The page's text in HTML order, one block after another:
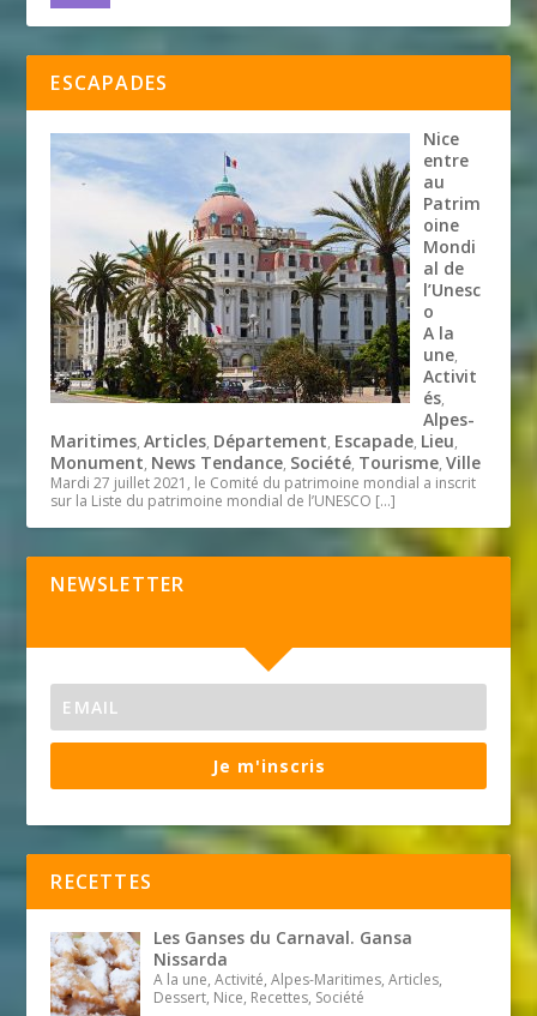
ESCAPADES
Nice
entre
au
Patrim
oine
Mondi
al de
l’Unesc
o
A la
une,
Activit
és,
Alpes-
Maritimes,Articles, Département, Escapade, Lieu,
Monument, News Tendance, Société, Tourisme,Ville
Mardi 27 juillet 2021, le Comité du patrimoine mondial a inscrit
sur la Liste du patrimoine mondial de l’UNESCO […]
NEWSLETTER
Je m'inscris
RECETTES
Les Ganses du Carnaval. Gansa
Nissarda
A la une, Activité, Alpes-Maritimes, Articles,
Dessert, Nice, Recettes, Société